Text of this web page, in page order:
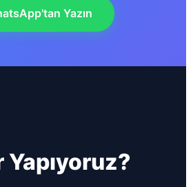
Yazın
Yapıyoruz?